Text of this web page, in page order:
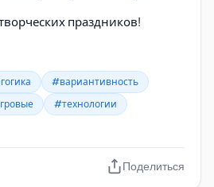
праздников!
#вариантивность
#технологии
Поделиться